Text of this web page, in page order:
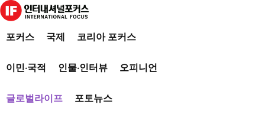
포커스 국제 코리아 포커스
이민·국적 인물·인터뷰 오피니언
글로벌라이프 포토뉴스